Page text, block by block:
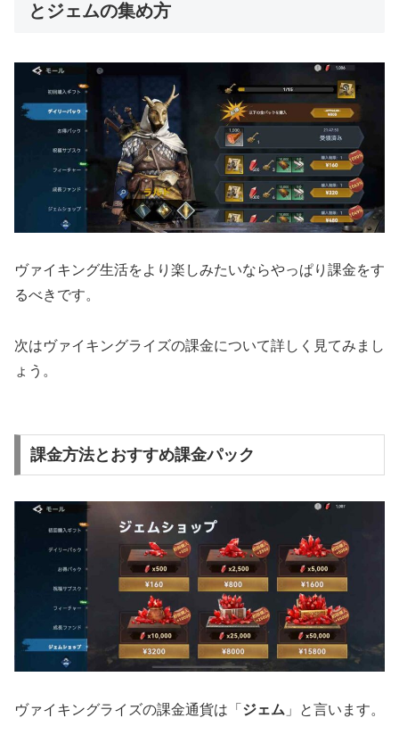
とジェムの集め方
ヴァイキング生活をより楽しみたいならやっぱり課金をす
るべきです。
次はヴァイキングライズの課金について詳しく見てみまし
ょう。
課金方法とおすすめ課金パック
ヴァイキングライズの課金通貨は「 ジェム 」と言います。